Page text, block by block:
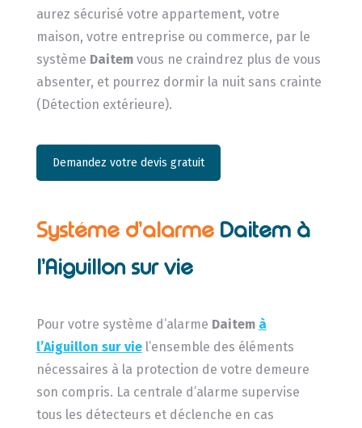
aurez sécurisé votre appartement, votre
maison, votre entreprise ou commerce, par le
système Daitemvous ne craindrez plus de vous
absenter, et pourrez dormir la nuit sans crainte
(Détection extérieure).
Demandez votre devis gratuit
Systéme d’alarme Daitem à
l’Aiguillon sur vie
Pour votre système d’alarme Daitem à
l’Aiguillon sur viel’ensemble des éléments
nécessaires à la protection de votre demeure
son compris. La centrale d’alarme supervise
tous les détecteurs et déclenche en cas